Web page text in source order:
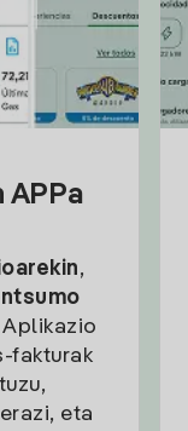
,
fakturak
eta